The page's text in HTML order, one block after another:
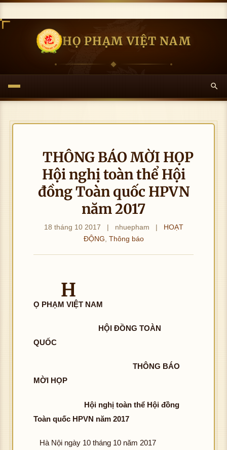
HỌ PHẠM VIỆT NAM
THÔNG BÁO MỜI HỌP
Hội nghị toàn thể Hội
đồng Toàn quốc HPVN
năm 2017
18 tháng 10 2017 | nhuepham |
HOẠT
ĐỘNG Thông báo
H
Ọ PHẠM VIỆT NAM
HỘI ĐỒNG TOÀN
QUỐC
THÔNG BÁO
MỜI HỌP
Hội nghị toàn thể Hội đồng
Toàn quốc HPVN năm 2017
Hà Nội ngày 10 tháng 10 năm 2017